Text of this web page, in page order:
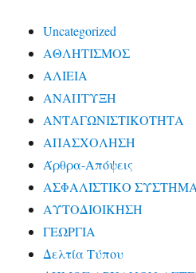
Uncategorized
ΑΘΛΗΤΙΣΜΟΣ
ΑΛΙΕΙΑ
ΑΝΑΠΤΥΞΗ
ΑΝΤΑΓΩΝΙΣΤΙΚΟΤΗΤΑ
ΑΠΑΣΧΟΛΗΣΗ
Άρθρα-Απόψεις
ΑΣΦΑΛΙΣΤΙΚΟ ΣΥΣΤΗΜΑ
ΑΥΤΟΔΙΟΙΚΗΣΗ
ΓΕΩΡΓΙΑ
Δελτία Τύπου